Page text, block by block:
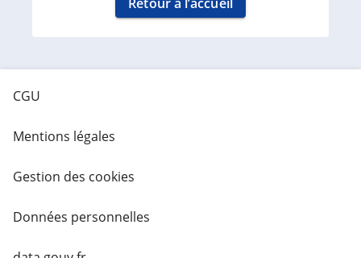
CGU
Mentions légales
Gestion des cookies
Données personnelles